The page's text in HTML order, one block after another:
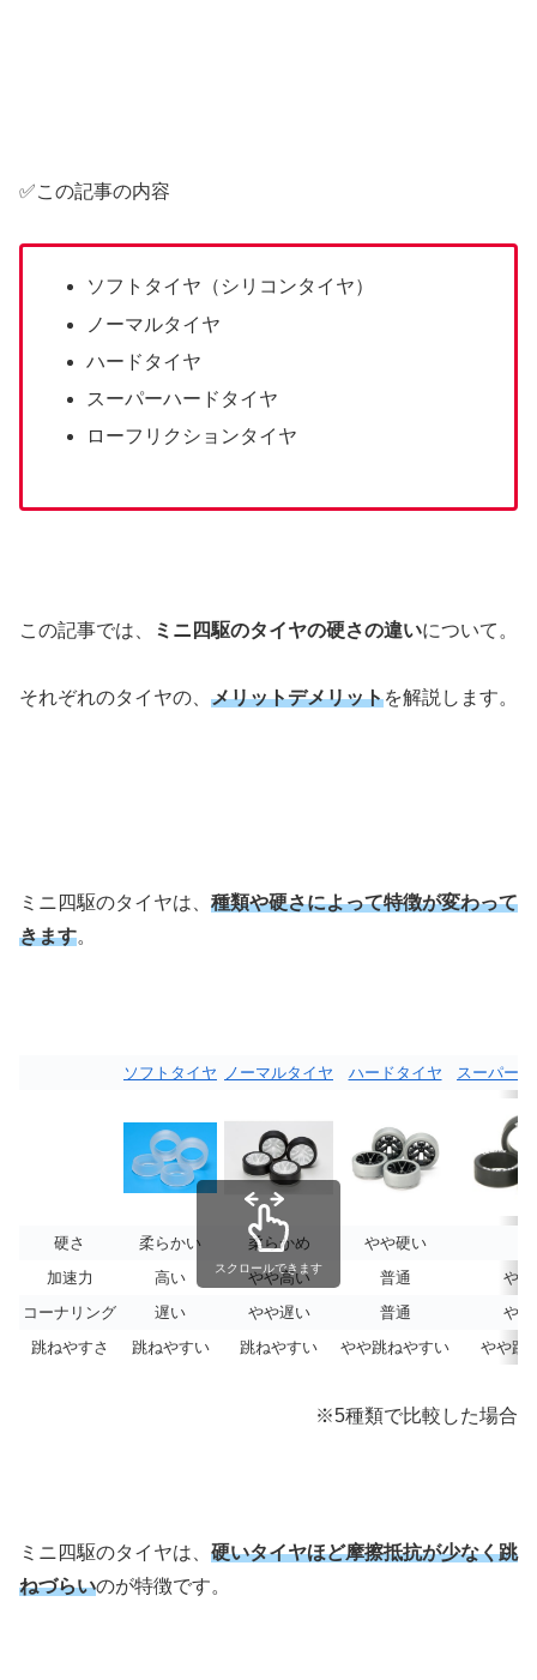
✅この記事の内容
ソフトタイヤ（シリコンタイヤ）
ノーマルタイヤ
ハードタイヤ
スーパーハードタイヤ
ローフリクションタイヤ
この記事では、 ミニ四駆のタイヤの硬さの違いについて。
それぞれのタイヤの、 メリットデメリットを解説します。
ミニ四駆のタイヤは、 種類や硬さによって特徴が変わって
きます。
ソフトタイヤ ノーマルタイヤ ハードタイヤ スーパー
硬さ 柔らかい 柔らかめ やや硬い
加速力
高い やや高い 普通
や
コーナリング
遅い やや遅い 普通
や
跳ねやすさ
跳ねやすい 跳ねやすい やや跳ねやすい やや跳
スクロールできます
※5種類で比較した場合
ミニ四駆のタイヤは、 硬いタイヤほど摩擦抵抗が少なく跳
ねづらいのが特徴です。